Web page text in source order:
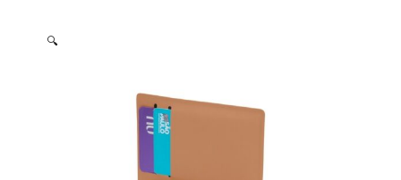
🔍